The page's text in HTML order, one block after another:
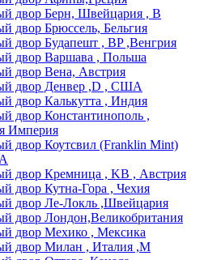
двор Берн, Швейцария , В
двор Брюссель, Бельгия
двор Будапешт , BP ,Венгрия
двор Варшава , Польша
двор Вена, Австрия
двор Денвер ,D , США
двор Калькутта , Индия
двор Константинополь ,
Империя
двор Коутсвил (Franklin Mint)
двор Кремница , KB , Австрия
двор Кутна-Гора , Чехия
двор Ле-Локль ,Швейцария
двор Лондон,Великобритания
двор Мехико , Мексика
двор Милан , Италия ,M